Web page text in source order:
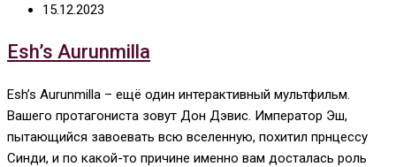
15.12.2023
Esh’s Aurunmilla
Esh’s Aurunmilla – ещё один интерактивный мультфильм.
Вашего протагониста зовут Дон Дэвис. Император Эш,
пытающийся завоевать всю вселенную, похитил прнцессу
Синди, и по какой-то причине именно вам досталась роль